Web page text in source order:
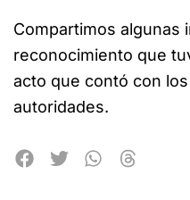
Compartimos algunas
reconocimiento que
acto que contó con
autoridades.